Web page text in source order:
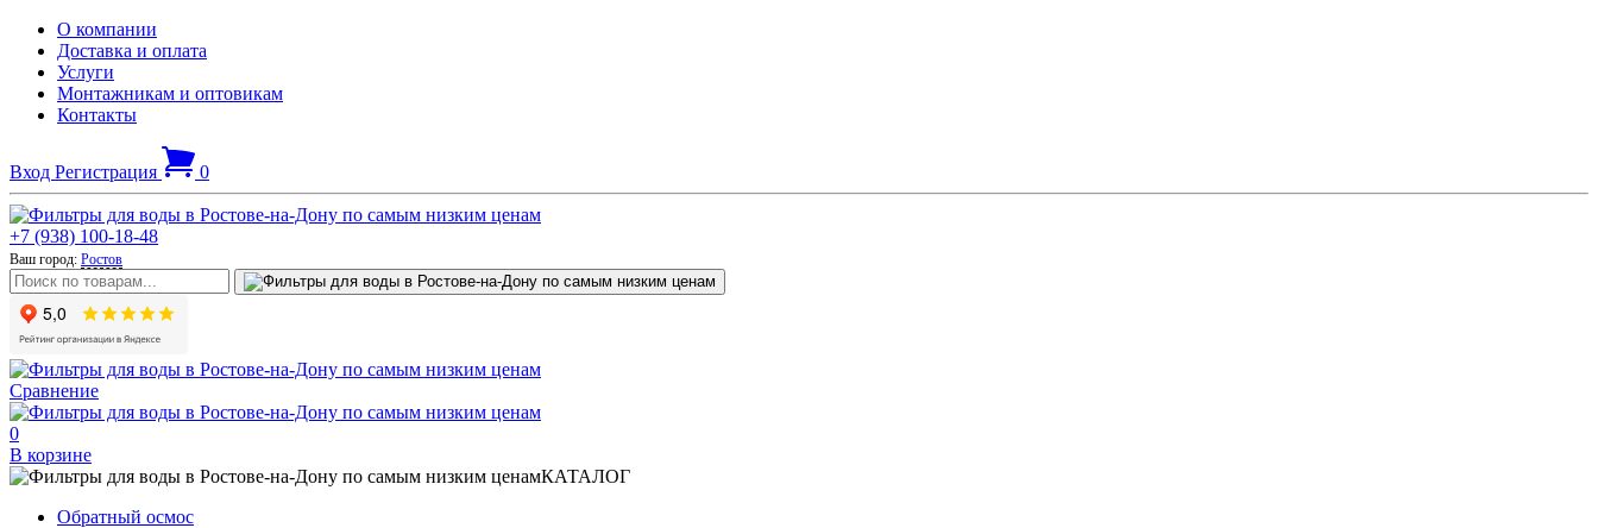
О компании
Доставка и оплата
Услуги
Монтажникам и оптовикам
Контакты
Вход Регистрация 0
+7 (938) 100-18-48
Ваш город: Ростов
Сравнение
0
В корзине
КАТАЛОГ
Обратный осмос